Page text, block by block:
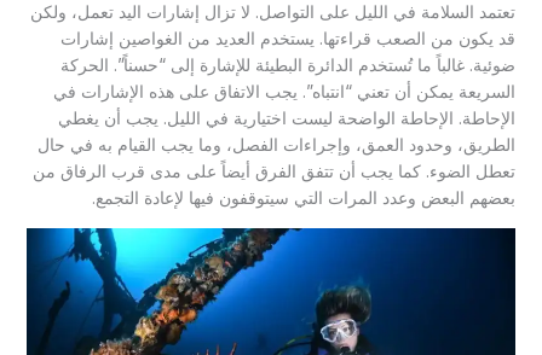
تعتمد السلامة في الليل على التواصل. لا تزال إشارات اليد تعمل، ولكن
قد يكون من الصعب قراءتها. يستخدم العديد من الغواصين إشارات
ضوئية. غالباً ما تُستخدم الدائرة البطيئة للإشارة إلى “حسناً”. الحركة
السريعة يمكن أن تعني “انتباه”. يجب الاتفاق على هذه الإشارات في
الإحاطة. الإحاطة الواضحة ليست اختيارية في الليل. يجب أن يغطي
الطريق، وحدود العمق، وإجراءات الفصل، وما يجب القيام به في حال
تعطل الضوء. كما يجب أن تتفق الفرق أيضاً على مدى قرب الرفاق من
بعضهم البعض وعدد المرات التي سيتوقفون فيها لإعادة التجمع.